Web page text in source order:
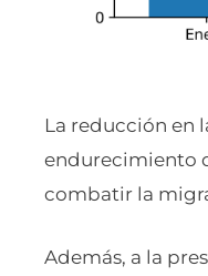
La reducción en
endurecimiento
combatir la
Además, a la